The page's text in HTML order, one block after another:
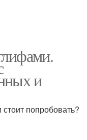
и
попробовать?